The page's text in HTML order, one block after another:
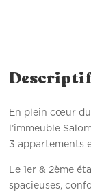
Descriptif
En plein cœur
l’immeuble
3 appartements
Le 1er & 2ème
spacieuses,